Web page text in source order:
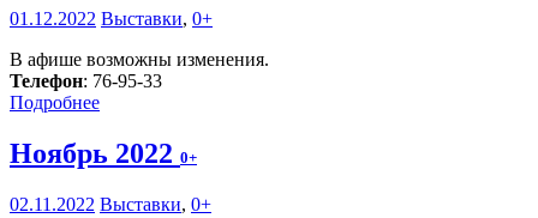
01.12.2022 Выставки, 0+
В афише возможны изменения.
Телефон: 76-95-33
Подробнее
Ноябрь 2022 0+
02.11.2022 Выставки, 0+